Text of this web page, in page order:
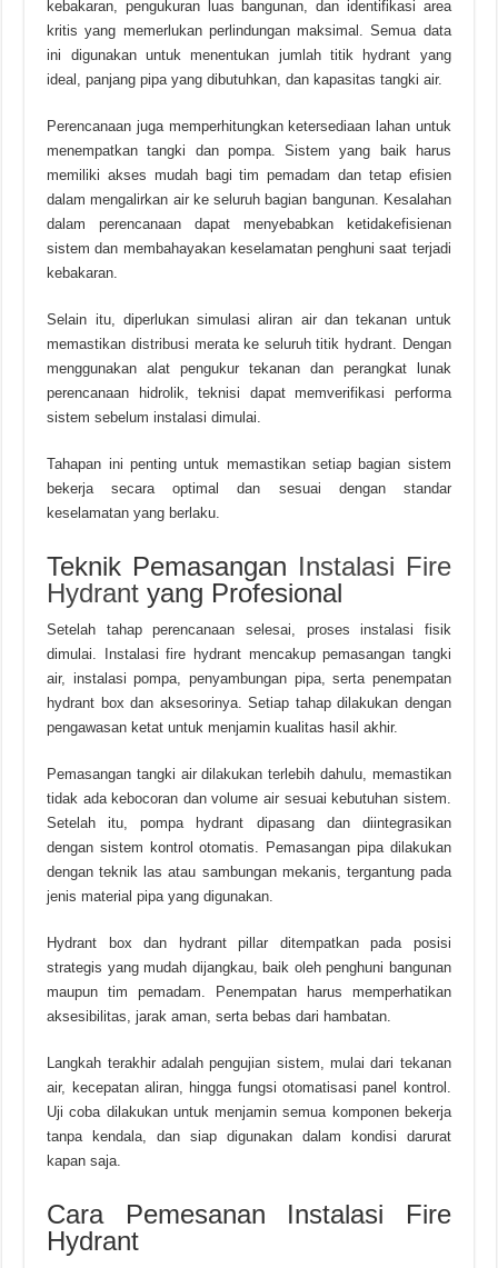
kebakaran, pengukuran luas bangunan, dan identifikasi area
kritis yang memerlukan perlindungan maksimal. Semua data
ini digunakan untuk menentukan jumlah titik hydrant yang
ideal, panjang pipa yang dibutuhkan, dan kapasitas tangki air.
Perencanaan juga memperhitungkan ketersediaan lahan untuk
menempatkan tangki dan pompa. Sistem yang baik harus
memiliki akses mudah bagi tim pemadam dan tetap efisien
dalam mengalirkan air ke seluruh bagian bangunan. Kesalahan
dalam perencanaan dapat menyebabkan ketidakefisienan
sistem dan membahayakan keselamatan penghuni saat terjadi
kebakaran.
Selain itu, diperlukan simulasi aliran air dan tekanan untuk
memastikan distribusi merata ke seluruh titik hydrant. Dengan
menggunakan alat pengukur tekanan dan perangkat lunak
perencanaan hidrolik, teknisi dapat memverifikasi performa
sistem sebelum instalasi dimulai.
Tahapan ini penting untuk memastikan setiap bagian sistem
bekerja secara optimal dan sesuai dengan standar
keselamatan yang berlaku.
Teknik Pemasangan Instalasi Fire
Hydrant yang Profesional
Setelah tahap perencanaan selesai, proses instalasi fisik
dimulai. Instalasi fire hydrant mencakup pemasangan tangki
air, instalasi pompa, penyambungan pipa, serta penempatan
hydrant box dan aksesorinya. Setiap tahap dilakukan dengan
pengawasan ketat untuk menjamin kualitas hasil akhir.
Pemasangan tangki air dilakukan terlebih dahulu, memastikan
tidak ada kebocoran dan volume air sesuai kebutuhan sistem.
Setelah itu, pompa hydrant dipasang dan diintegrasikan
dengan sistem kontrol otomatis. Pemasangan pipa dilakukan
dengan teknik las atau sambungan mekanis, tergantung pada
jenis material pipa yang digunakan.
Hydrant box dan hydrant pillar ditempatkan pada posisi
strategis yang mudah dijangkau, baik oleh penghuni bangunan
maupun tim pemadam. Penempatan harus memperhatikan
aksesibilitas, jarak aman, serta bebas dari hambatan.
Langkah terakhir adalah pengujian sistem, mulai dari tekanan
air, kecepatan aliran, hingga fungsi otomatisasi panel kontrol.
Uji coba dilakukan untuk menjamin semua komponen bekerja
tanpa kendala, dan siap digunakan dalam kondisi darurat
kapan saja.
Cara Pemesanan Instalasi Fire
Hydrant